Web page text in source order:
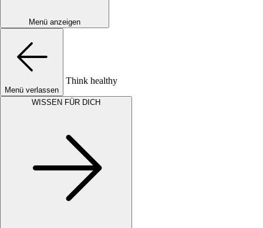
Menü anzeigen
Menü verlassen
Think healthy
WISSEN FÜR DICH